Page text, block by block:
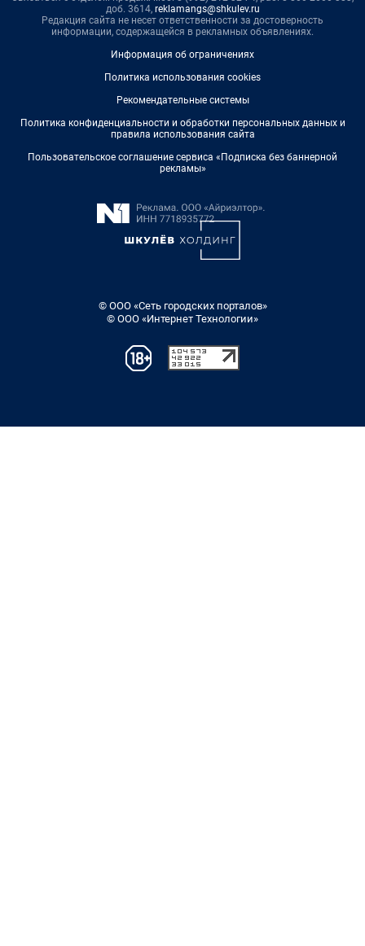
доб. 3614, reklamangs@shkulev.ru
Редакция сайта не несет ответственности за достоверность
информации, содержащейся в рекламных объявлениях.
Информация об ограничениях
Политика использования cookies
Рекомендательные системы
Политика конфиденциальности и обработки персональных данных и
правила использования сайта
Пользовательское соглашение сервиса «Подписка без баннерной
рекламы»
© ООО «Сеть городских порталов»
© ООО «Интернет Технологии»